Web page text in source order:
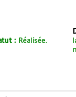
: Réalisée.